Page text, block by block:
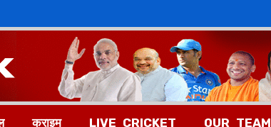
क्राइम LIVE CRICKET OUR TEAM